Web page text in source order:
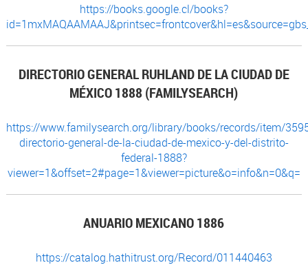
https://books.google.cl/books?
DIRECTORIO GENERAL RUHLAND DE LA CIUDAD DE
MÉXICO 1888 (FAMILYSEARCH)
https://www.familysearch.org/library/books/records/item/
directorio-general-de-la-ciudad-de-mexico-y-del-distrito-
federal-1888?
viewer=1&offset=2#page=1&viewer=picture&o=info&n=0&q=
ANUARIO MEXICANO 1886
https://catalog.hathitrust.org/Record/011440463